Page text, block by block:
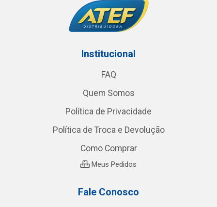
Institucional
FAQ
Quem Somos
Política de Privacidade
Política de Troca e Devolução
Como Comprar
Meus Pedidos
Fale Conosco